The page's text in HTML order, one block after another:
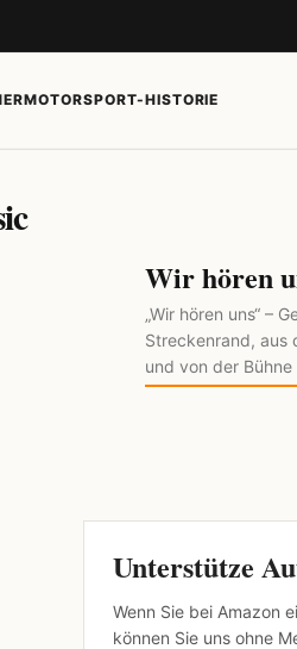
MOTORSPORT-HISTORIE
Wir hören
„Wir hören uns“ –
Streckenrand, aus
und von der Bühne
Unterstütze
Wenn Sie bei Amazon
können Sie uns ohne